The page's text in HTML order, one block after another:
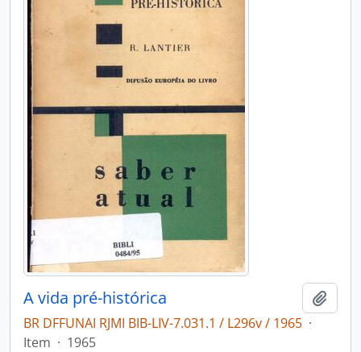
A vida pré-histórica
BR DFFUNAI RJMI BIB-LIV-7.031.1 / L296v / 1965 ·
Item · 1965